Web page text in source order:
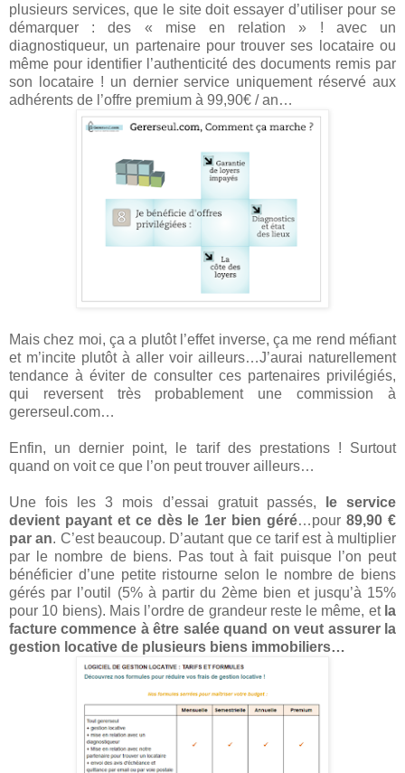
plusieurs services, que le site doit essayer d’utiliser pour se
démarquer : des « mise en relation » ! avec un
diagnostiqueur, un partenaire pour trouver ses locataire ou
même pour identifier l’authenticité des documents remis par
son locataire ! un dernier service uniquement réservé aux
adhérents de l’offre premium à 99,90€ / an…
Mais chez moi, ça a plutôt l’effet inverse, ça me rend méfiant
et m’incite plutôt à aller voir ailleurs…J’aurai naturellement
tendance à éviter de consulter ces partenaires privilégiés,
qui reversent très probablement une commission à
gererseul.com…
Enfin, un dernier point, le tarif des prestations ! Surtout
quand on voit ce que l’on peut trouver ailleurs…
Une fois les 3 mois d’essai gratuit passés, le service
devient payant et ce dès le 1er bien géré…pour89,90 €
par an. C’est beaucoup. D’autant que ce tarif est à multiplier
par le nombre de biens. Pas tout à fait puisque l’on peut
bénéficier d’une petite ristourne selon le nombre de biens
gérés par l’outil (5% à partir du 2ème bien et jusqu’à 15%
pour 10 biens). Mais l’ordre de grandeur reste le même, et la
facture commence à être salée quand on veut assurer la
gestion locative de plusieurs biens immobiliers…